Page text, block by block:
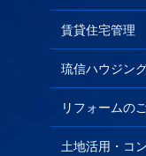
賃貸住宅管理
琉信ハウジン
リフォームの
土地活用・コ